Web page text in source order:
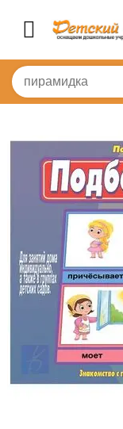
Главная /